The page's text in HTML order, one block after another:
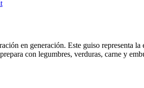
en generación. Este guiso representa
con legumbres, verduras, carne y